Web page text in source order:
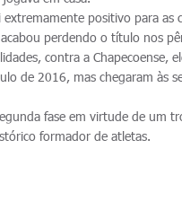
positivo para as
perdendo o título nos
contra a Chapecoense,
de 2016, mas chegaram às
fase em virtude de um
formador de atletas.